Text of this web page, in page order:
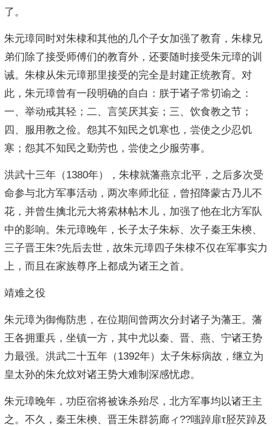
了。
朱元璋同时对朱棣和其他的几个子女加强了教育，朱棣兄
弟们除了接受师傅们的教育外，还要随时接受朱元璋的训
诫。朱棣从朱元璋那里接受的完全是封建正统教育。对
此，朱元璋曾有一段明确的自白：朕于诸子常切谕之：
一、举动戒其轻；二、言笑厌其妄；三、饮食教之节；
四、服用教之俭。怨其不知民之饥寒也，尝使之少忍饥
寒；怨其不知民之勤劳也，尝使之少服劳事。
洪武十三年（1380年），朱棣就藩燕京北平，之后多次受
命参与北方军事活动，两次率师北征，曾招降蒙古乃儿不
花，并曾生擒北元大将索林帖木儿，加强了他在北方军队
中的影响。朱元璋晚年，长子太子朱标、次子秦王朱樉、
三子晋王朱?先后去世，故朱元璋四子朱棣不仅在军事实力
上，而且在家族尊序上都成为诸王之首。
靖难之役
朱元璋为御侮防患，在位期间曾两次分封诸子为藩王。藩
王各拥重兵，坐镇一方，其中尤以秦、晋、燕、宁诸王势
力最强。洪武二十五年（1392年）太子朱标病故，继立为
皇太孙的朱允炆对诸王势大难制深感忧虑。
朱元璋晚年，功臣宿将被诛杀殆尽，北方军事均以诸王主
之。不久，秦王朱樉、晋王朱群笏廊ィ??嗤踔扉τ胫芡踔及